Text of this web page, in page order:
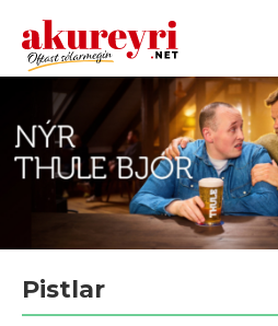
Leita
Pistlar